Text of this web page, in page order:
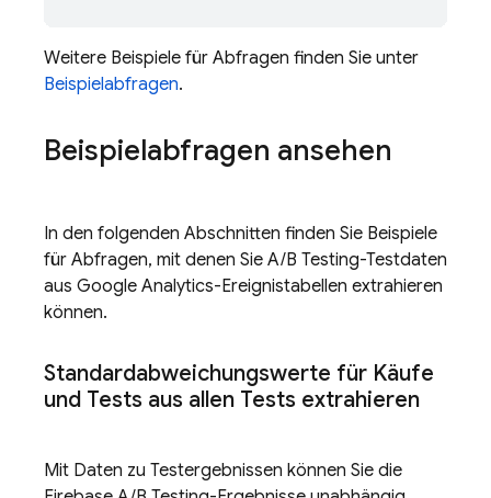
Weitere Beispiele für Abfragen finden Sie unter
Beispielabfragen.
Beispielabfragen ansehen
In den folgenden Abschnitten finden Sie Beispiele
für Abfragen, mit denen Sie A/B Testing-Testdaten
aus Google Analytics-Ereignistabellen extrahieren
können.
Standardabweichungswerte für Käufe
und Tests aus allen Tests extrahieren
Mit Daten zu Testergebnissen können Sie die